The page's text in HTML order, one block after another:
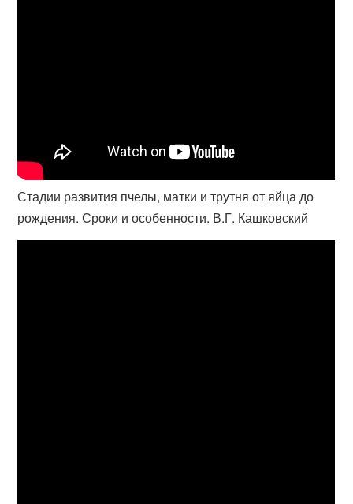
Стадии развития пчелы, матки и трутня от яйца до
рождения. Сроки и особенности. В.Г. Кашковский